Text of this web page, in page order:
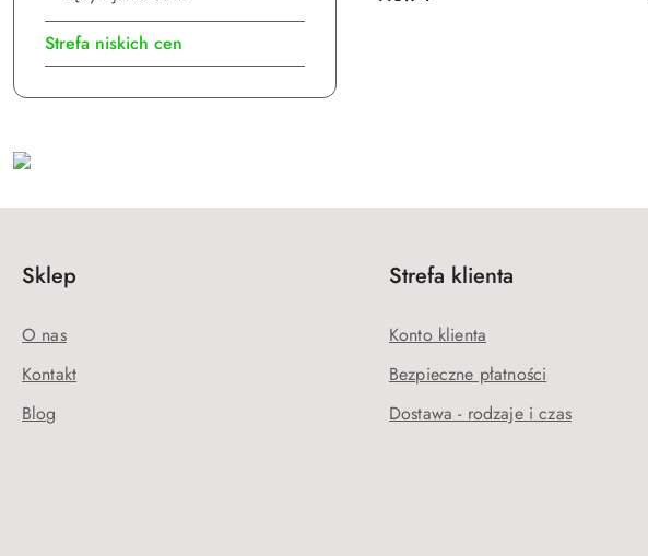
Strefa niskich cen
Cena:
Sklep
O nas
Kontakt
Blog
Strefa klienta
Konto klienta
Bezpieczne płatności
Dostawa - rodzaje i czas